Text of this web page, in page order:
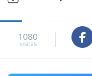
1080
visitas